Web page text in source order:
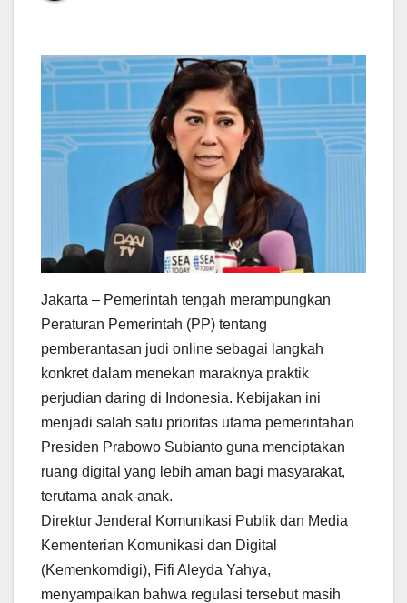
Jakarta – Pemerintah tengah merampungkan
Peraturan Pemerintah (PP) tentang
pemberantasan judi online sebagai langkah
konkret dalam menekan maraknya praktik
perjudian daring di Indonesia. Kebijakan ini
menjadi salah satu prioritas utama pemerintahan
Presiden Prabowo Subianto guna menciptakan
ruang digital yang lebih aman bagi masyarakat,
terutama anak-anak.
Direktur Jenderal Komunikasi Publik dan Media
Kementerian Komunikasi dan Digital
(Kemenkomdigi), Fifi Aleyda Yahya,
menyampaikan bahwa regulasi tersebut masih